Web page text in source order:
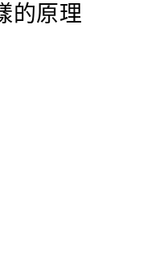
的原理